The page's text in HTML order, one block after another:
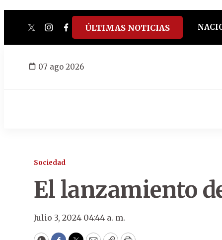
twitterinstagram
facebook
tiktokyoutube
spotify
ÚLTIMAS NOTICIAS
07 ago 2026
Sociedad
El lanzamiento
Julio 3, 2024 04:44 a. m.